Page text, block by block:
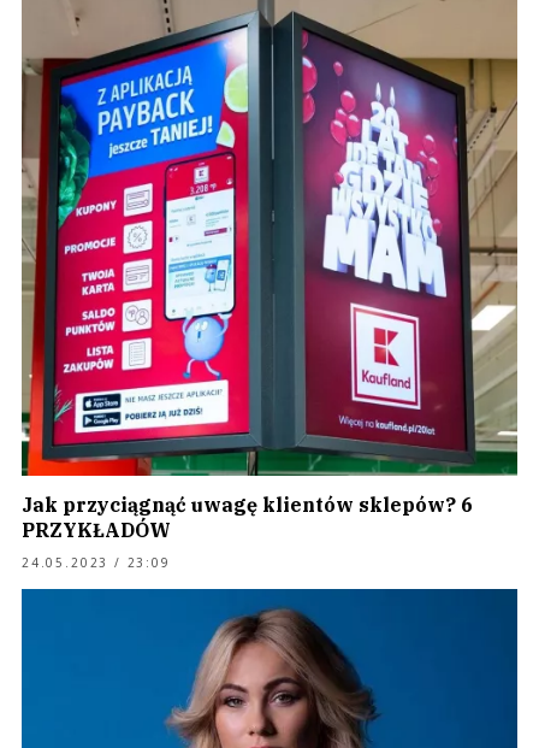
Jak przyciągnąć uwagę klientów sklepów? 6
PRZYKŁADÓW
24.05.2023 / 23:09